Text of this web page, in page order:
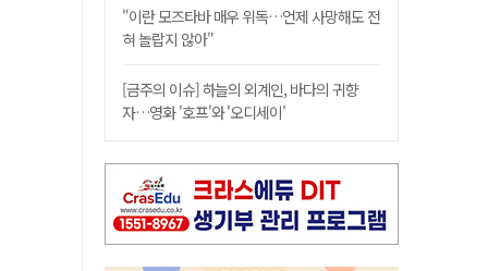
"이란 모즈타바 매우 위독…언제 사망해도 전
혀 놀랍지 않아"
[금주의 이슈] 하늘의 외계인, 바다의 귀향
자…영화 '호프'와 '오디세이'